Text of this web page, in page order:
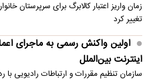
زمان واریز اعتبار کالابرگ برای سرپرستان
تغییر کرد
اینترنت بین‌الملل